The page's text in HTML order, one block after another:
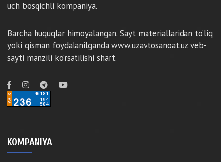
uch bosqichli kompaniya.
Barcha huquqlar himoyalangan. Sayt materiallaridan to‘liq
yoki qisman foydalanilganda www.uzavtosanoat.uz veb-
sayti manzili ko‘rsatilishi shart.
KOMPANIYA